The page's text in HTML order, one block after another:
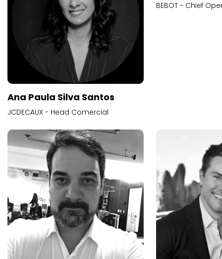
Ana Paula Silva Santos
JCDECAUX - Head Comercial
BEBOT - Chief